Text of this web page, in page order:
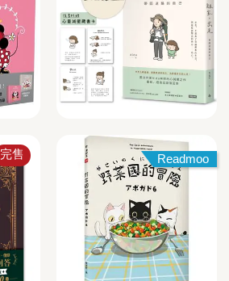
完售 Readmoo